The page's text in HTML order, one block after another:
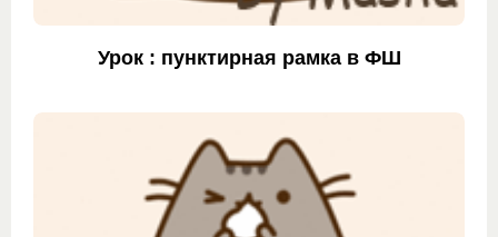
Урок : пунктирная рамка в ФШ